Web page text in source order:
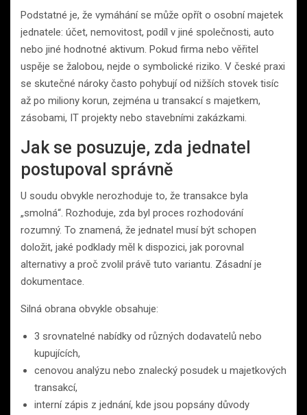
Podstatné je, že vymáhání se může opřít o osobní majetek
jednatele: účet, nemovitost, podíl v jiné společnosti, auto
nebo jiné hodnotné aktivum. Pokud firma nebo věřitel
uspěje se žalobou, nejde o symbolické riziko. V české praxi
se skutečné nároky často pohybují od nižších stovek tisíc
až po miliony korun, zejména u transakcí s majetkem,
zásobami, IT projekty nebo stavebními zakázkami.
Jak se posuzuje, zda jednatel
postupoval správně
U soudu obvykle nerozhoduje to, že transakce byla
„smolná“. Rozhoduje, zda byl proces rozhodování
rozumný. To znamená, že jednatel musí být schopen
doložit, jaké podklady měl k dispozici, jak porovnal
alternativy a proč zvolil právě tuto variantu. Zásadní je
dokumentace.
Silná obrana obvykle obsahuje:
3 srovnatelné nabídky od různých dodavatelů nebo
kupujících,
cenovou analýzu nebo znalecký posudek u majetkových
transakcí,
interní zápis z jednání, kde jsou popsány důvody